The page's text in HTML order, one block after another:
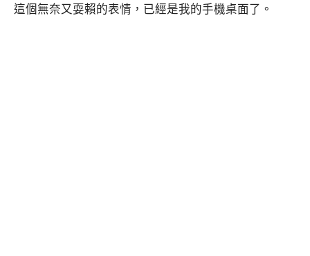
這個無奈又耍賴的表情，已經是我的手機桌面了。